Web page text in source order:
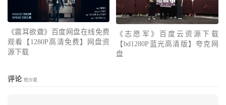
《震耳欲聋》百度网盘在线免费
观看【1280P高清免费】网盘资
源下载
《志愿军》百度云资源下载
【bd1280P蓝光高清版】夸克网
盘
评论 抢沙发